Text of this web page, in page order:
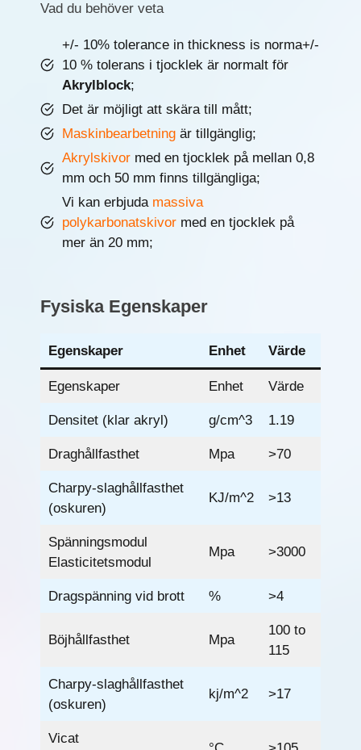
Vad du behöver veta
+/- 10% tolerance in thickness is norma+/-
10 % tolerans i tjocklek är normalt för
Akrylblock;
Det är möjligt att skära till mått;
Maskinbearbetning är tillgänglig;
Akrylskivor med en tjocklek på mellan 0,8
mm och 50 mm finns tillgängliga;
Vi kan erbjuda massiva
polykarbonatskivor med en tjocklek på
mer än 20 mm;
Fysiska Egenskaper
Egenskaper Enhet Värde
Egenskaper Enhet Värde
Densitet (klar akryl) g/cm^3 1.19
Draghållfasthet Mpa >70
Charpy-slaghållfasthet
(oskuren)
KJ/m^2 >13
Spänningsmodul
Elasticitetsmodul
Mpa >3000
Dragspänning vid brott % >4
Böjhållfasthet Mpa
100 to
115
Charpy-slaghållfasthet
(oskuren)
kj/m^2 >17
Vicat